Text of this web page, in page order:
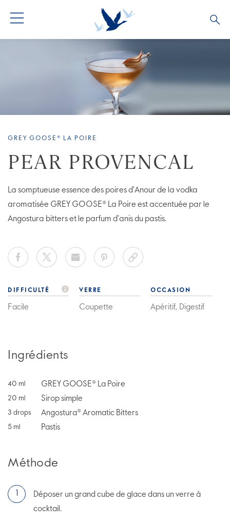
COLLECTIONS COCKTAILS
GREY GOOSE® LA POIRE
PEAR PROVENCAL
La somptueuse essence des poires d'Anour de la vodka
aromatisée GREY GOOSE® La Poire est accentuée par le
Angostura bitters et le parfum d'anis du pastis.
DIFFICULTÉ
Facile
VERRE
Coupette
OCCASION
Apéritif, Digestif
Ingrédients
40 ml GREY GOOSE® La Poire
20 ml Sirop simple
3 drops Angostura® Aromatic Bitters
5 ml Pastis
Méthode
Déposer un grand cube de glace dans un verre à
cocktail.